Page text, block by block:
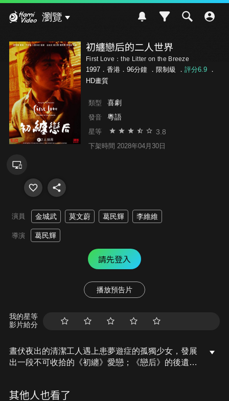
瀏覽
初纏戀后的二人世界
First Love：the Litter on the Breeze
1997．香港．96分鐘 ． 限制級 ． 評分6.9．
HD畫質
類型 喜劇
發音 粵語
星等 3.8
下架時間 2028年04月30日
演員 金城武 莫文蔚 葛民輝 李維維
導演 葛民輝
請先登入
播放預告片
我的星等
影片給分
晝伏夜出的清潔工人遇上患夢遊症的孤獨少女，發展
出一段不可收拾的《初纏》愛戀；《戀后》的後遺症
發現行蹤，他如臨大敵，有如末日倒數。兩段不同的
其他人也看了